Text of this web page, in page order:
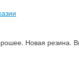
Новая резина.